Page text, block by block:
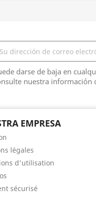
darse de baja en
nuestra información
EMPRESA
légales
d'utilisation
sécurisé